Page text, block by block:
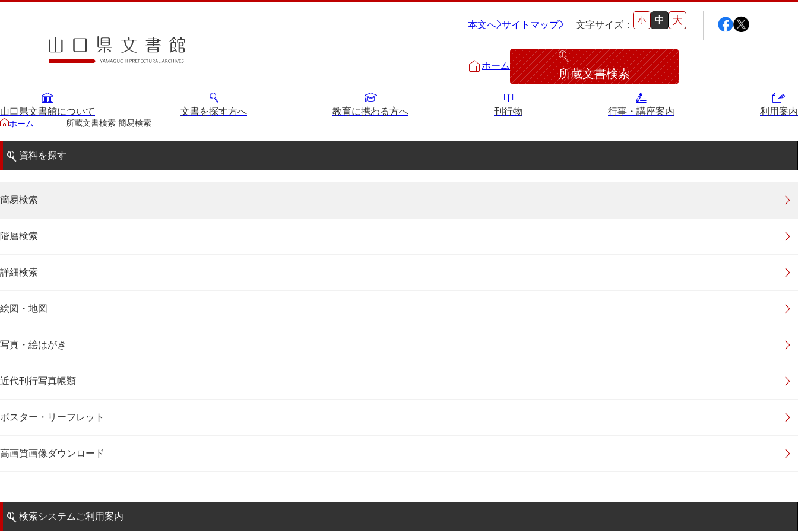
本文へ サイトマップ 文字サイズ： 小 中 大
ホーム
所蔵文書検索
山口県文書館について 文書を探す方へ 教育に携わる方へ 刊行物 行事・講座案内 利用案内
ホーム 所蔵文書検索 簡易検索
資料を探す
簡易検索
階層検索
詳細検索
絵図・地図
写真・絵はがき
近代刊行写真帳類
ポスター・リーフレット
高画質画像ダウンロード
検索システムご利用案内